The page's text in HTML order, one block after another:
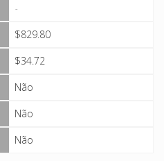
-
$829.80
$34.72
Não
Não
Não